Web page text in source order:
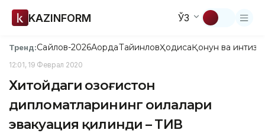
KAZINFORM ЎЗ
Тренд:Сайлов-2026АқордаТайинловҲодисаҚонун ва
12:01, 19 Феврал 2020
Хитойдаги Қозоғистон
дипломатларининг оилалари
эвакуация қилинди – ТИВ